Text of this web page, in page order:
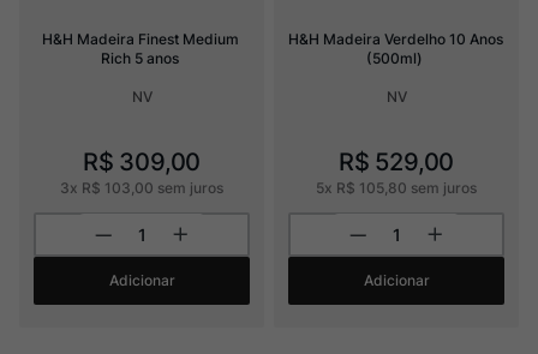
H&H Madeira Finest Medium
Rich 5 anos
NV
R$ 309,00
3x R$ 103 00 sem juros
Adicionar
H&H Madeira Verdelho 10 Anos
(500ml)
NV
R$ 529,00
5x R$ 105 80 sem juros
Adicionar